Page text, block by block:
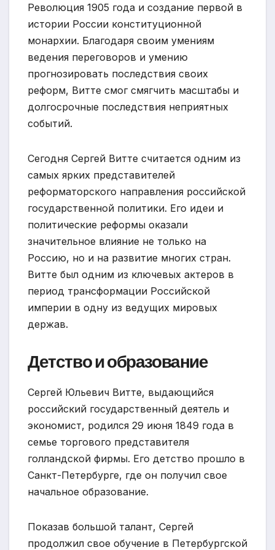
Революция 1905 года и создание первой в
истории России конституционной
монархии. Благодаря своим умениям
ведения переговоров и умению
прогнозировать последствия своих
реформ, Витте смог смягчить масштабы и
долгосрочные последствия неприятных
событий.
Сегодня Сергей Витте считается одним из
самых ярких представителей
реформаторского направления российской
государственной политики. Его идеи и
политические реформы оказали
значительное влияние не только на
Россию, но и на развитие многих стран.
Витте был одним из ключевых актеров в
период трансформации Российской
империи в одну из ведущих мировых
держав.
Детство и образование
Сергей Юльевич Витте, выдающийся
российский государственный деятель и
экономист, родился 29 июня 1849 года в
семье торгового представителя
голландской фирмы. Его детство прошло в
Санкт-Петербурге, где он получил свое
начальное образование.
Показав большой талант, Сергей
продолжил свое обучение в Петербургской